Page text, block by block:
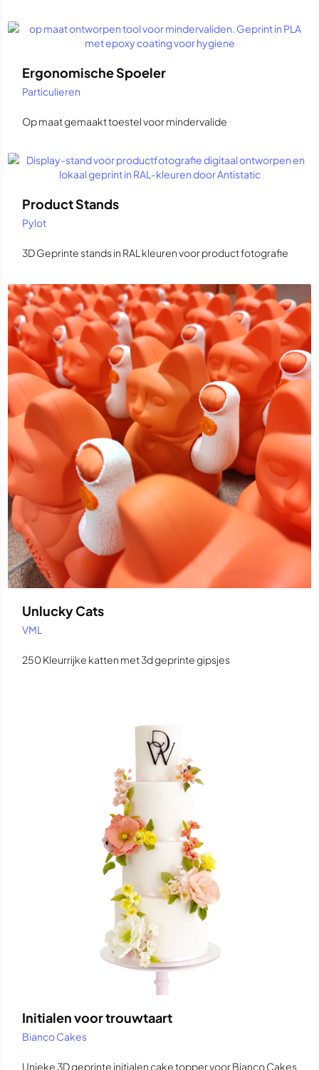
Ergonomische Spoeler
Particulieren
Op maat gemaakt toestel voor mindervalide
Product Stands
Pylot
3D Geprinte stands in RAL kleuren voor product fotografie
Unlucky Cats
VML
250 Kleurrijke katten met 3d geprinte gipsjes
Initialen voor trouwtaart
Bianco Cakes
Unieke 3D geprinte initialen cake topper voor Bianco Cakes